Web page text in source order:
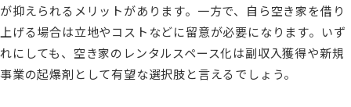
が抑えられるメリットがあります。一方で、自ら空き家を借り
上げる場合は立地やコストなどに留意が必要になります。いず
れにしても、空き家のレンタルスペース化は副収入獲得や新規
事業の起爆剤として有望な選択肢と言えるでしょう。